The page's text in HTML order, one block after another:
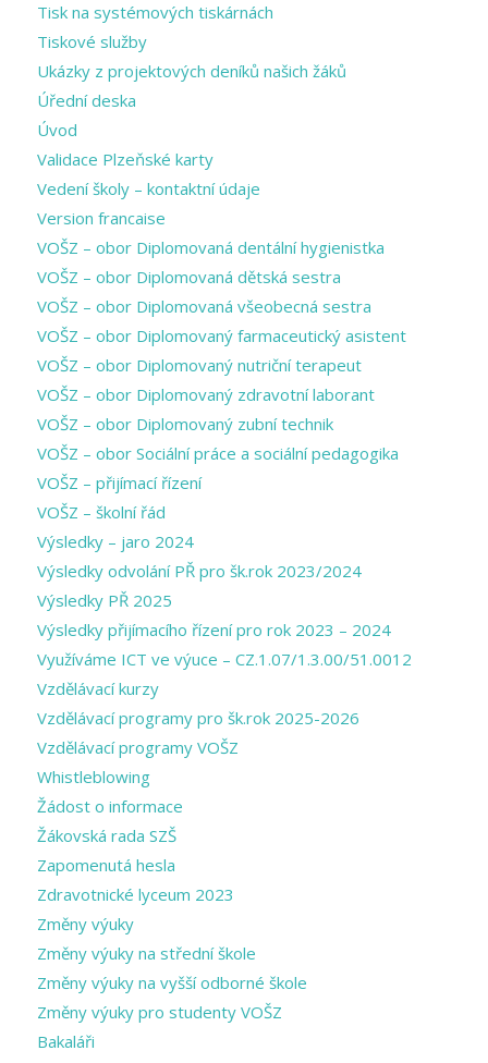
Tisk na systémových tiskárnách
Tiskové služby
Ukázky z projektových deníků našich žáků
Úřední deska
Úvod
Validace Plzeňské karty
Vedení školy – kontaktní údaje
Version francaise
VOŠZ – obor Diplomovaná dentální hygienistka
VOŠZ – obor Diplomovaná dětská sestra
VOŠZ – obor Diplomovaná všeobecná sestra
VOŠZ – obor Diplomovaný farmaceutický asistent
VOŠZ – obor Diplomovaný nutriční terapeut
VOŠZ – obor Diplomovaný zdravotní laborant
VOŠZ – obor Diplomovaný zubní technik
VOŠZ – obor Sociální práce a sociální pedagogika
VOŠZ – přijímací řízení
VOŠZ – školní řád
Výsledky – jaro 2024
Výsledky odvolání PŘ pro šk.rok 2023/2024
Výsledky PŘ 2025
Výsledky přijímacího řízení pro rok 2023 – 2024
Využíváme ICT ve výuce – CZ.1.07/1.3.00/51.0012
Vzdělávací kurzy
Vzdělávací programy pro šk.rok 2025-2026
Vzdělávací programy VOŠZ
Whistleblowing
Žádost o informace
Žákovská rada SZŠ
Zapomenutá hesla
Zdravotnické lyceum 2023
Změny výuky
Změny výuky na střední škole
Změny výuky na vyšší odborné škole
Změny výuky pro studenty VOŠZ
Bakaláři